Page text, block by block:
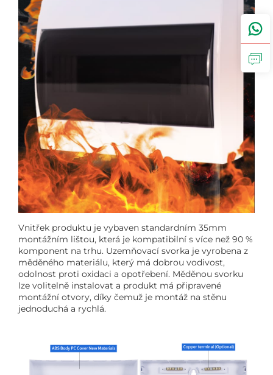
Vnitřek produktu je vybaven standardním 35mm
montážním lištou, která je kompatibilní s více než 90 %
komponent na trhu. Uzemňovací svorka je vyrobena z
měděného materiálu, který má dobrou vodivost,
odolnost proti oxidaci a opotřebení. Měděnou svorku
lze volitelně instalovat a produkt má připravené
montážní otvory, díky čemuž je montáž na stěnu
jednoduchá a rychlá.